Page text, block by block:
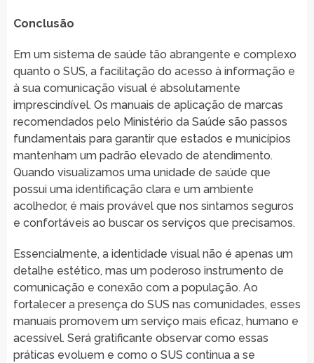
Conclusão
Em um sistema de saúde tão abrangente e complexo
quanto o SUS, a facilitação do acesso à informação e
à sua comunicação visual é absolutamente
imprescindível. Os manuais de aplicação de marcas
recomendados pelo Ministério da Saúde são passos
fundamentais para garantir que estados e municípios
mantenham um padrão elevado de atendimento.
Quando visualizamos uma unidade de saúde que
possui uma identificação clara e um ambiente
acolhedor, é mais provável que nos sintamos seguros
e confortáveis ao buscar os serviços que precisamos.
Essencialmente, a identidade visual não é apenas um
detalhe estético, mas um poderoso instrumento de
comunicação e conexão com a população. Ao
fortalecer a presença do SUS nas comunidades, esses
manuais promovem um serviço mais eficaz, humano e
acessível. Será gratificante observar como essas
práticas evoluem e como o SUS continua a se